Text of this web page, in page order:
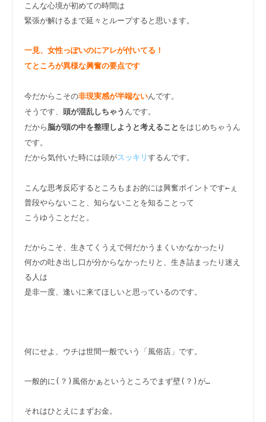
こんな心境が初めての時間は
緊張が解けるまで延々とループすると思います。
一見、女性っぽいのにアレが付いてる！
てところが異様な興奮の要点です
今だからこその非現実感が半端ないんです。
そうです、 頭が混乱しちゃう んです。
だから 脳が頭の中を整理しようと考えること をはじめちゃうん
です。
だから気付いた時には頭がスッキリ するんです。
こんな思考反応するところもまお的には興奮ポイントです←ぇ
普段やらないこと、知らないことを知ることって
こうゆうことだと。
だからこそ、生きてくうえで何だかうまくいかなかったり
何かの吐き出し口が分からなかったりと、生き詰まったり迷え
る人は
是非一度、逢いに来てほしいと思っているのです。
何にせよ、ウチは世間一般でいう「風俗店」です。
一般的に(？)風俗かぁというところでまず壁(？)が…
それはひとえにまずお金。